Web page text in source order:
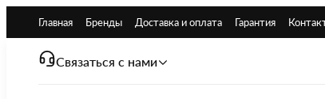
Главная Бренды Доставка и оплата Гарантия
Связаться с нами